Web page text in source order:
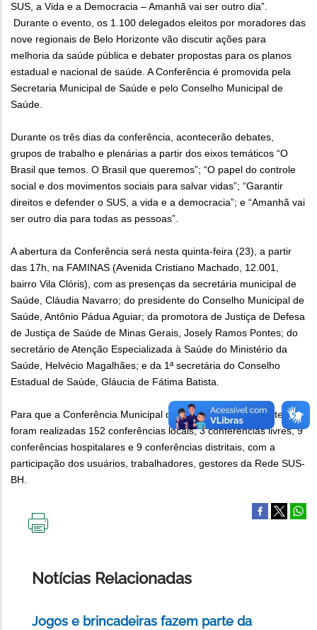
SUS, a Vida e a Democracia – Amanhã vai ser outro dia”.
Durante o evento, os 1.100 delegados eleitos por moradores das
nove regionais de Belo Horizonte vão discutir ações para
melhoria da saúde pública e debater propostas para os planos
estadual e nacional de saúde. A Conferência é promovida pela
Secretaria Municipal de Saúde e pelo Conselho Municipal de
Saúde.
Durante os três dias da conferência, acontecerão debates,
grupos de trabalho e plenárias a partir dos eixos temáticos “O
Brasil que temos. O Brasil que queremos”; “O papel do controle
social e dos movimentos sociais para salvar vidas”; “Garantir
direitos e defender o SUS, a vida e a democracia”; e “Amanhã vai
ser outro dia para todas as pessoas”.
A abertura da Conferência será nesta quinta-feira (23), a partir
das 17h, na FAMINAS (Avenida Cristiano Machado, 12.001,
bairro Vila Clóris), com as presenças da secretária municipal de
Saúde, Cláudia Navarro; do presidente do Conselho Municipal de
Saúde, Antônio Pádua Aguiar; da promotora de Justiça de Defesa
de Justiça de Saúde de Minas Gerais, Josely Ramos Pontes; do
secretário de Atenção Especializada à Saúde do Ministério da
Saúde, Helvécio Magalhães; e da 1ª secretária do Conselho
Estadual de Saúde, Gláucia de Fátima Batista.
Para que a Conferência Municipal de Saúde pudesse acontecer,
foram realizadas 152 conferências locais, 3 conferências livres, 9
conferências hospitalares e 9 conferências distritais, com a
participação dos usuários, trabalhadores, gestores da Rede SUS-
BH.
Notícias Relacionadas
Jogos e brincadeiras fazem parte da